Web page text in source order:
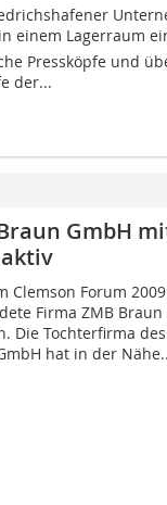
einem Lagerraum
Pressköpfe und
der...
GmbH
Clemson Forum
Firma ZMB
Die Tochterfirma
hat in der